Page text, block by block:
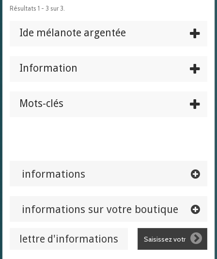
Résultats 1 - 3 sur 3.
Ide mélanote argentée
Information
Mots-clés
informations
informations sur votre boutique
lettre d'informations